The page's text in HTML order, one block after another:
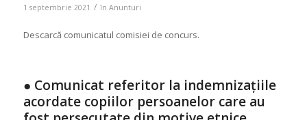
1 septembrie 2021 / în Anunturi
Descarcă comunicatul comisiei de concurs.
● Comunicat referitor la indemnizațiile
acordate copiilor persoanelor care au